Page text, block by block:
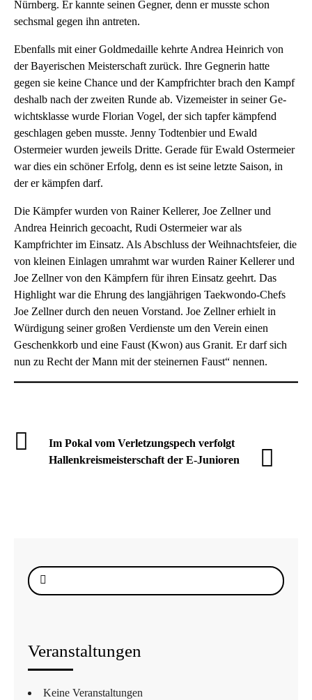
Nürnberg. Er kannte seinen Gegner, denn er musste schon
sechsmal gegen ihn antreten.
Ebenfalls mit einer Goldmedaille kehrte Andrea Heinrich von
der Bayerischen Meisterschaft zurück. Ihre Gegnerin hatte
gegen sie keine Chance und der Kampfrichter brach den Kampf
deshalb nach der zweiten Runde ab. Vizemeister in seiner Ge­
wichtsklasse wurde Florian Vogel, der sich tapfer kämpfend
geschlagen geben musste. Jenny Todtenbier und Ewald
Ostermeier wurden jeweils Dritte. Gerade für Ewald Ostermeier
war dies ein schöner Erfolg, denn es ist seine letzte Saison, in
der er kämpfen darf.
Die Kämpfer wurden von Rainer Kellerer, Joe Zellner und
Andrea Heinrich gecoacht, Rudi Ostermeier war als
Kampfrichter im Einsatz. Als Abschluss der Weihnachtsfeier, die
von kleinen Einlagen umrahmt war wurden Rainer Kellerer und
Joe Zellner von den Kämpfern für ihren Einsatz geehrt. Das
Highlight war die Ehrung des langjährigen Taekwondo-Chefs
Joe Zellner durch den neuen Vorstand. Joe Zellner erhielt in
Würdigung seiner großen Verdienste um den Verein einen
Geschenkkorb und eine Faust (Kwon) aus Granit. Er darf sich
nun zu Recht der Mann mit der steinernen Faust“ nennen.
Im Pokal vom Verletzungspech verfolgt
Hallenkreismeisterschaft der E-Junioren
Suche
nach:
Veranstaltungen
Keine Veranstaltungen